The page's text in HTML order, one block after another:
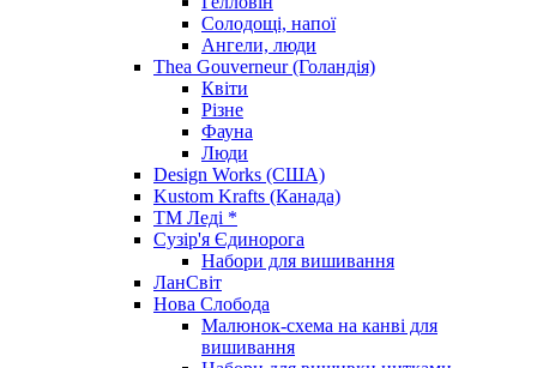
Солодощі, напої
Ангели, люди
Thea Gouverneur (Голандія)
Квіти
Різне
Фауна
Люди
Design Works (США)
Kustom Krafts (Канада)
ТМ Леді *
Сузір'я Єдинорога
Набори для вишивання
ЛанСвіт
Нова Слобода
Малюнок-схема на канві для
вишивання